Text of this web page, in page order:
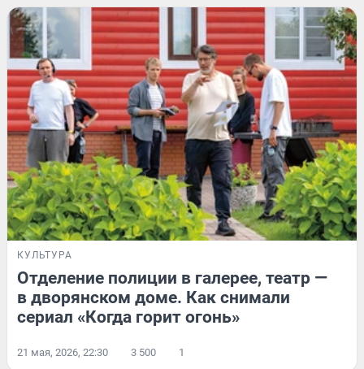
КУЛЬТУРА
Отделение полиции в галерее, театр —
в дворянском доме. Как снимали
сериал «Когда горит огонь»
21 мая, 2026, 22:30 3 500 1